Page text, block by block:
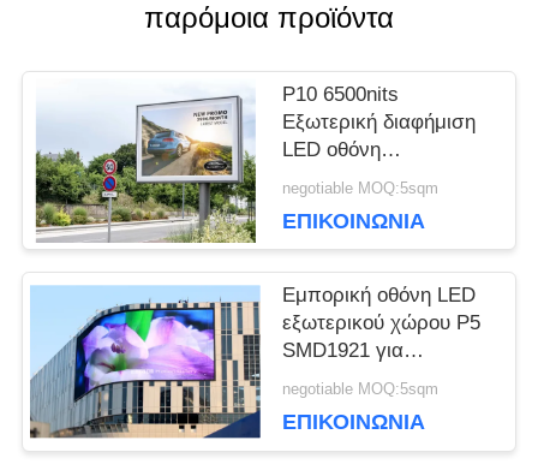
ΖΗΤΉΣΤΕ
ΜΙΑ
ΠΡΟΣΦΟΡΆ
ΧΆΡΤΗΣ
παρόμοια προϊόντα
P10 6500nits
Εξωτερική διαφήμιση
LED οθόνη
960x960mm
negotiable MOQ:5sqm
ΕΠΙΚΟΙΝΩΝΊΑ
Εμπορική οθόνη LED
εξωτερικού χώρου P5
SMD1921 για
διαφήμιση, κάρτες
negotiable MOQ:5sqm
ΕΠΙΚΟΙΝΩΝΊΑ